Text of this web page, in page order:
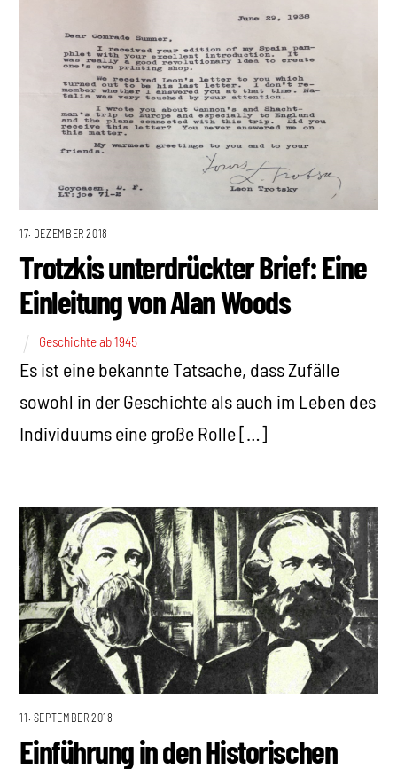
17. DEZEMBER 2018
Trotzkis unterdrückter Brief: Eine
Einleitung von Alan Woods
Geschichte ab 1945
Es ist eine bekannte Tatsache, dass Zufälle
sowohl in der Geschichte als auch im Leben des
Individuums eine große Rolle […]
11. SEPTEMBER 2018
Einführung in den Historischen